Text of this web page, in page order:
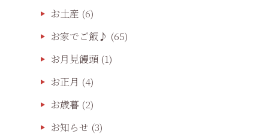
お土産 (6)
お家でご飯♪ (65)
お月見饅頭 (1)
お正月 (4)
お歳暮 (2)
お知らせ (3)